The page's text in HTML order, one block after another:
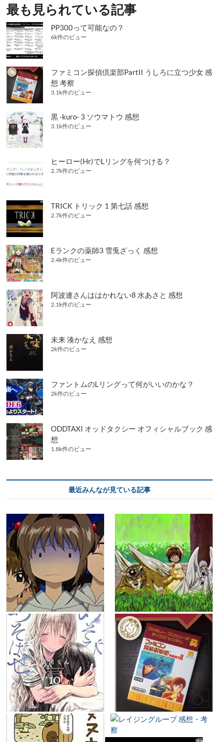
ー
シ
ョ
ン
最も見られている記事
PP300って可能なの？
6k件のビュー
ファミコン探偵倶楽部PartII うしろに立つ少女 感
想 考察
3.1k件のビュー
黒 -kuro- 3 ソウマトウ 感想
3.1k件のビュー
ヒーロー(Hr)でLリングを何つける？
2.7k件のビュー
TRICK トリック 1 第七話 感想
2.7k件のビュー
Eランクの薬師3 雪兎ざっく 感想
2.4k件のビュー
阿波連さんははかれない8 水あさと 感想
2.1k件のビュー
未来 湊かなえ 感想
2k件のビュー
ファントムのLリングって何がいいのかな？
2k件のビュー
ODDTAXI オッドタクシー オフィシャルブック 感
想
1.8k件のビュー
最近みんなが見ている記事